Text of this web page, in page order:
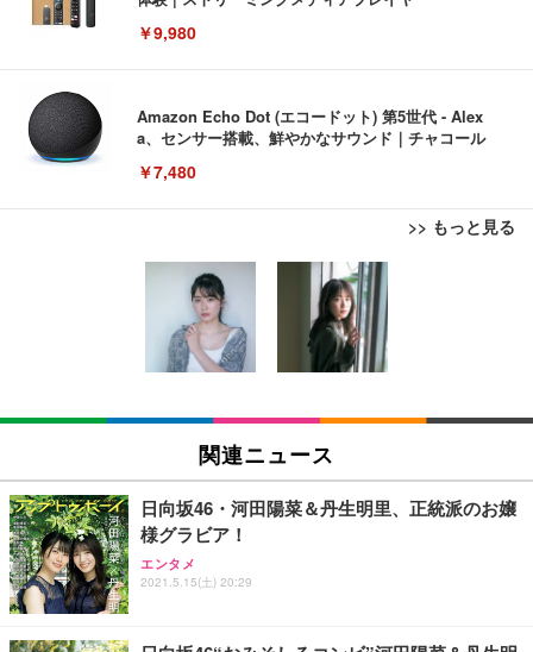
￥9,980
Amazon Echo Dot (エコードット) 第5世代 - Alex
a、センサー搭載、鮮やかなサウンド｜チャコール
￥7,480
>> もっと見る
[EdoErgo] オフィスチェア 椅子 テレワーク 疲れな
い 跳ね上げ式アームレスト コンパクト 約105度ロッ
キング pc 事務椅子 360度回転 座面昇降 強化ナイロ
ン樹脂ベース 通気性メッシュ 在宅ワーク H-WY01
(黒網+黒枠+黒足)
￥5,699
SIHOO B100 オフィスチェア／デスクチェア メッシ
ュチェア 人間工学 疲れない ブラック
￥27,999
ワーク チェア 強化バックレスト 30度ロッキング機
能 人間工学 椅子 腰サポート 90度跳ね上げ式アーム
EIZO ビジネス向けプレミアムモニター | FlexScan
EV3240X-WT | 31.5型4K UHD・USB Type-C・ホワ
￥105,595
EIZO ビジネス向けプレミアムモニター | FlexScan
￥109,572
【純正品】27"ゲーミングモニター DualSense 充電
フック付き（CFI-ZDM1J）
Amazonベーシック ペットシーツ 薄型 レギュラー 1
回使い捨て 無香料 ホワイト 300枚
￥3,373
Amazonベーシック ペットシーツ 厚型 ワイド 42枚
x2袋(84枚) ホワイト(吸収面:ライトブルー)
￥3,234
ネオ・ルーライフ ネオ・オムツ L 中型犬用 26枚入
り 単品
関連ニュース
日向坂46・河田陽菜＆丹生明里、正統派のお嬢
様グラビア！
エンタメ
2021.5.15(土) 20:29